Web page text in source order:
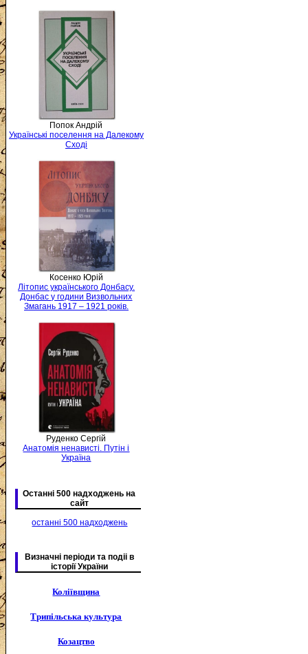
Попок Андрій
Українські поселення на Далекому
Сході
Косенко Юрій
Літопис українського Донбасу.
Донбас у години Визвольних
Змагань 1917 – 1921 років.
Руденко Сергій
Анатомія ненависті. Путін і
Україна
Останні 500 надходжень на
сайт
останні 500 надходжень
Визначні періоди та подіі в
історії України
Коліївщина
Трипільська культура
Козацтво